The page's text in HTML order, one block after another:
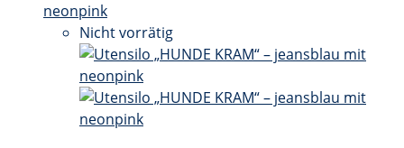
Nicht vorrätig